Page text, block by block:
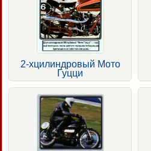
2-хцилиндровый Мото
Гуцци